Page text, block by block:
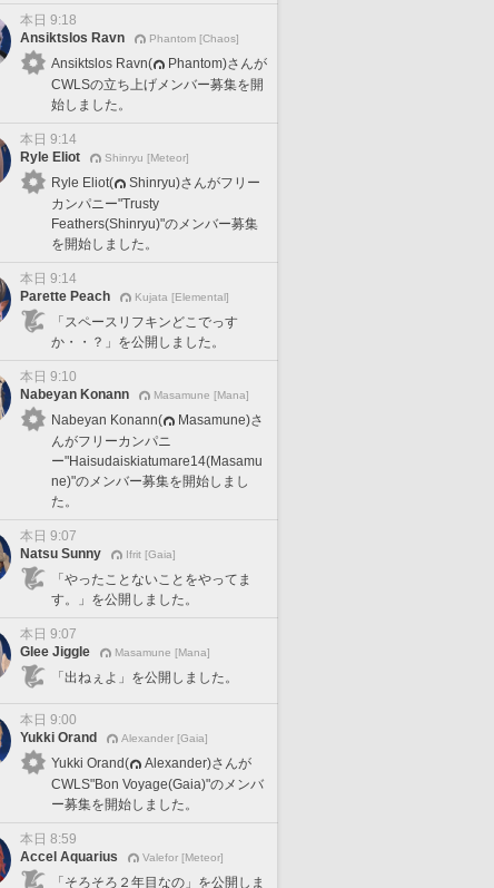
本日 9:18
Ansiktslos Ravn
Phantom [Chaos]
Ansiktslos Ravn(
Phantom)さんが
CWLSの立ち上げメンバー募集を開
始しました。
本日 9:14
Ryle Eliot
Shinryu [Meteor]
Ryle Eliot(
Shinryu)さんがフリー
カンパニー"Trusty
Feathers(Shinryu)"のメンバー募集
を開始しました。
本日 9:14
Parette Peach
Kujata [Elemental]
「スペースリフキンどこでっす
か・・？」を公開しました。
本日 9:10
Nabeyan Konann
Masamune [Mana]
Nabeyan Konann(
Masamune)さ
んがフリーカンパニ
ー"Haisudaiskiatumare14(Masamu
ne)"のメンバー募集を開始しまし
た。
本日 9:07
Natsu Sunny
Ifrit [Gaia]
「やったことないことをやってま
す。」を公開しました。
本日 9:07
Glee Jiggle
Masamune [Mana]
「出ねぇよ」を公開しました。
本日 9:00
Yukki Orand
Alexander [Gaia]
Yukki Orand(
Alexander)さんが
CWLS"Bon Voyage(Gaia)"のメンバ
ー募集を開始しました。
本日 8:59
Accel Aquarius
Valefor [Meteor]
「そろそろ２年目なの」を公開しま